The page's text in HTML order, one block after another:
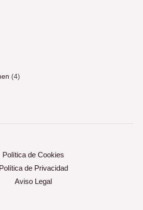
(4)
Política de Cookies
Política de Privacidad
Aviso Legal